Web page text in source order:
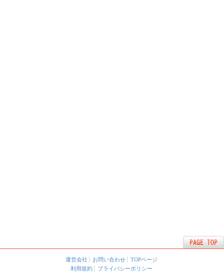
運営会社 お問い合わせ
TOPページ
利用規約
プライバシーポリシー